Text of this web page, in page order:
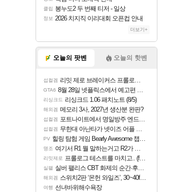
클립 봉누도2 두 번째 티저 - 일상
정보 2026 치지직 이리대회 오픈컵 안내
더보기+
오늘의 팟벤 오늘의 핫벤
섭컬겜 리밋 제로 브레이커스 프롤로그 테스트 후기 영상 업로드
GTA6 8월 28일 넷플릭스에서 예고편 공개 예정
리싱크드 리싱크드 1.06 패치노트 (8/5)
해외겜 메모리 3사, 2027년 생산분 완판?
섭컬겜 포트나이트에서 명일방주 엔드필드 [펠리카] 판매 예정
섭컬겜 무한대 아난타가 넷이즈 어플 달력에 일정 등록
PV 힐링 탐험 게임 Bearly Awesome 챕터 1 트레일러
명조 여기서 R1 뭘 말하는거고 R2가 뭘말하는걸까요?
리밋제로 프롤로그 테스트를 마치고.. (feat. 리아)
실팰 실버 팰리스 CBT 화제의 순간·후기 모음
해외겜 스위치2판 ‘몬헌 와일즈’, 30~40fps 목표 추정
여행 선녀바위해수욕장